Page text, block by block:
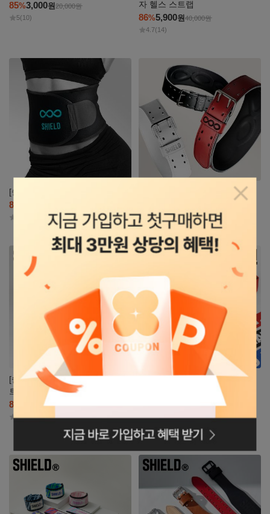
85%3,000원20,000원
5(10)
자 헬스 스트랩
86%5,900원40,000원
4.7(14)
[쉴드] 슬리밍 밴드 / 허리 허벅지
86
자세히
보기
[쉴드] 파워 리프팅 가죽 벨트
4.2(5)
[쉴드] NEW 퍼포먼스 리프팅 벨
트
83 6,780원39,000원
4.8(21)
자세히
보기
[베네틴] 헬스 스트랩
무료
자세히
자세히
보기
자세히
보기
팝업닫
로그인페이지로